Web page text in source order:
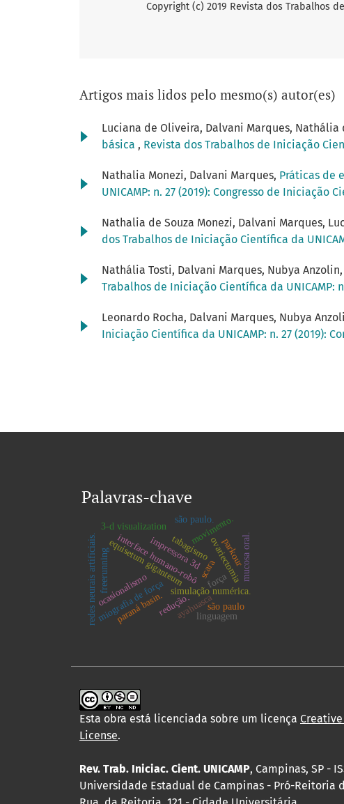
Copyright (c) 2019 Revista dos Trabalhos
Artigos mais lidos pelo mesmo(s) autor(es)
Luciana de Oliveira, Dalvani Marques, Nathália
básica , Revista dos Trabalhos de Iniciação
Nathalia Monezi, Dalvani Marques, Práticas de
UNICAMP: n. 27 (2019): Congresso de Iniciação
Nathalia de Souza Monezi, Dalvani Marques,
dos Trabalhos de Iniciação Científica da
Nathália Tosti, Dalvani Marques, Nubya
Trabalhos de Iniciação Científica da UNICAMP:
Leonardo Rocha, Dalvani Marques, Nubya
Iniciação Científica da UNICAMP: n. 27 (2019):
Palavras-chave
impressora 3dscara
simulação numérica.
equisetum giganteum ovariectomia
miografia de força
interface humano-robô
redes neurais artificiais. ayahuasca
tabagismo
redução.
ocasionalismo força
movimento.
mucosa oral.
3-d visualization
paraná basin.
parkour
freerunning
são paulo.
são paulo
linguagem
Esta obra está licenciada sobre um licença
License.
Rev. Trab. Iniciac. Cient. UNICAMP, Campinas, SP -
Universidade Estadual de Campinas - Pró-Reitoria